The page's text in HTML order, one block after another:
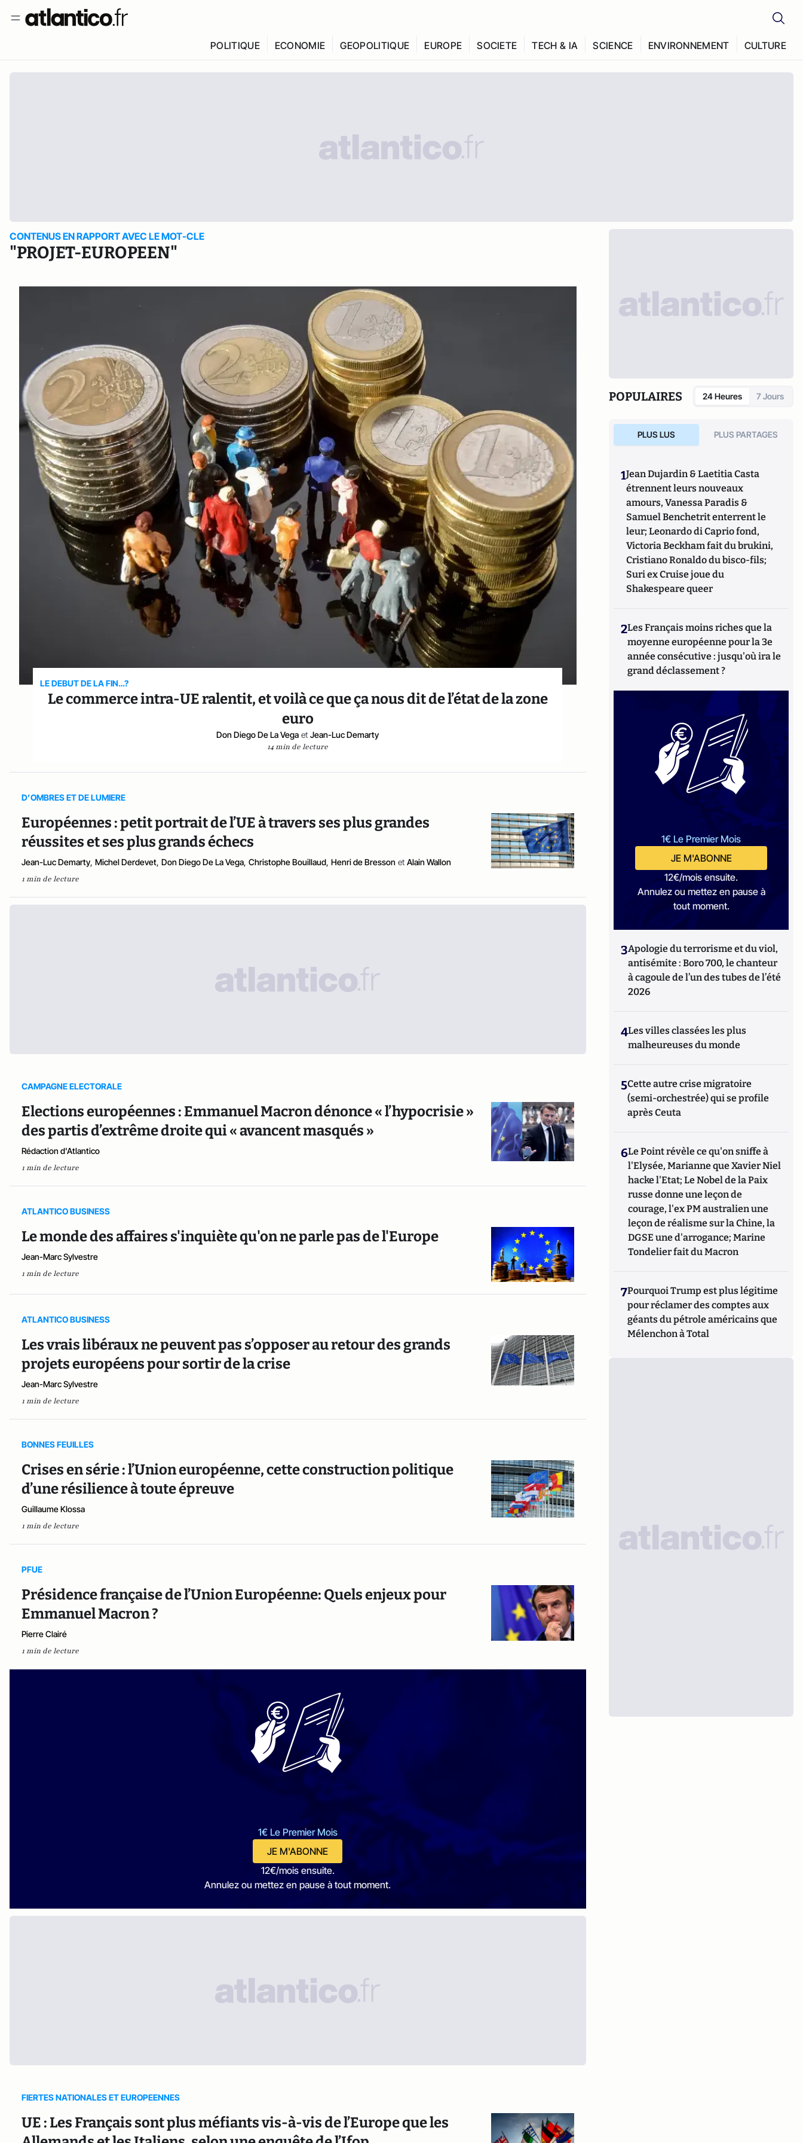
POLITIQUE ECONOMIE GEOPOLITIQUE EUROPE SOCIETE TECH & IA SCIENCE ENVIRONNEMENT CULTURE
CONTENUS EN RAPPORT AVEC LE MOT-CLE
"PROJET-EUROPEEN"
LE DEBUT DE LA FIN…?
Le commerce intra-UE ralentit, et voilà ce que ça nous dit de l’état de la zone
euro
Don Diego De La Vega et Jean-Luc Demarty
14 min de lecture
D’OMBRES ET DE LUMIERE
Européennes : petit portrait de l’UE à travers ses plus grandes
réussites et ses plus grands échecs
Jean-Luc Demarty, Michel Derdevet, Don Diego De La Vega, Christophe Bouillaud, Henri de Bresson et Alain Wallon
1 min de lecture
CAMPAGNE ELECTORALE
Elections européennes : Emmanuel Macron dénonce « l’hypocrisie »
des partis d’extrême droite qui « avancent masqués »
Rédaction d'Atlantico
1 min de lecture
ATLANTICO BUSINESS
Le monde des affaires s'inquiète qu'on ne parle pas de l'Europe
Jean-Marc Sylvestre
1 min de lecture
ATLANTICO BUSINESS
Les vrais libéraux ne peuvent pas s’opposer au retour des grands
projets européens pour sortir de la crise
Jean-Marc Sylvestre
1 min de lecture
BONNES FEUILLES
Crises en série : l’Union européenne, cette construction politique
d’une résilience à toute épreuve
Guillaume Klossa
1 min de lecture
PFUE
Présidence française de l’Union Européenne: Quels enjeux pour
Emmanuel Macron ?
Pierre Clairé
1 min de lecture
1€ Le Premier Mois
JE M'ABONNE
12€/mois ensuite.
Annulez ou mettez en pause à tout moment.
FIERTES NATIONALES ET EUROPEENNES
UE : Les Français sont plus méfiants vis-à-vis de l’Europe que les
POPULAIRES 24 Heures 7 Jours
PLUS LUS PLUS PARTAGES
1Jean Dujardin & Laetitia Casta
étrennent leurs nouveaux
amours, Vanessa Paradis &
Samuel Benchetrit enterrent le
leur; Leonardo di Caprio fond,
Victoria Beckham fait du brukini,
Cristiano Ronaldo du bisco-fils;
Suri ex Cruise joue du
Shakespeare queer
2Les Français moins riches que la
moyenne européenne pour la 3e
année consécutive : jusqu'où ira le
grand déclassement ?
1€ Le Premier Mois
JE M'ABONNE
12€/mois ensuite.
Annulez ou mettez en pause à
tout moment.
3Apologie du terrorisme et du viol,
antisémite : Boro 700, le chanteur
à cagoule de l’un des tubes de l’été
2026
4Les villes classées les plus
malheureuses du monde
5Cette autre crise migratoire
(semi-orchestrée) qui se profile
après Ceuta
6Le Point révèle ce qu'on sniffe à
l'Elysée, Marianne que Xavier Niel
hacke l'Etat; Le Nobel de la Paix
russe donne une leçon de
courage, l'ex PM australien une
leçon de réalisme sur la Chine, la
DGSE une d'arrogance; Marine
Tondelier fait du Macron
7Pourquoi Trump est plus légitime
pour réclamer des comptes aux
géants du pétrole américains que
Mélenchon à Total